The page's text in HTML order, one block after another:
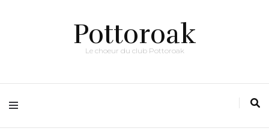
Pottoroak
Le choeur du club Pottoroak